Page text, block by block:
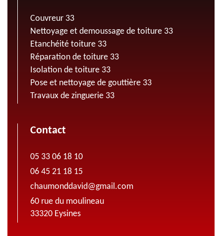
Couvreur 33
Nettoyage et demoussage de toiture 33
Etanchéité toiture 33
Réparation de toiture 33
Isolation de toiture 33
Pose et nettoyage de gouttière 33
Travaux de zinguerie 33
Contact
05 33 06 18 10
06 45 21 18 15
chaumonddavid@gmail.com
60 rue du moulineau
33320 Eysines